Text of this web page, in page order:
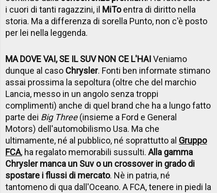
i cuori di tanti ragazzini, il MiToentra di diritto nella
storia. Ma a differenza di sorella Punto, non c'è posto
per lei nella leggenda.
MA DOVE VAI, SE IL SUV NON CE L'HAI Veniamo
dunque al caso Chrysler. Fonti ben informate stimano
assai prossima la sepoltura (oltre che del marchio
Lancia, messo in un angolo senza troppi
complimenti) anche di quel brand che ha a lungo fatto
parte dei Big Three(insieme a Ford e General
Motors) dell'automobilismo Usa. Ma che
ultimamente, né al pubblico, né soprattutto al Gruppo
FCA, ha regalato memorabili sussulti.Alla gamma
Chrysler manca un Suv o un crossover in grado di
spostare i flussi di mercato. Nè in patria, né
tantomeno di qua dall'Oceano. A FCA, tenere in piedi la